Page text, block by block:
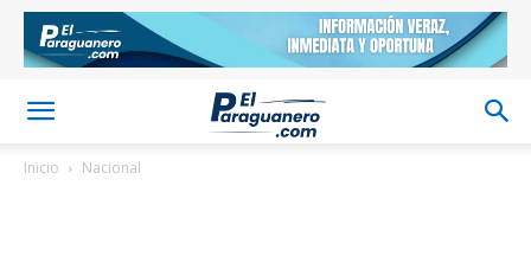
Inicio Nacional